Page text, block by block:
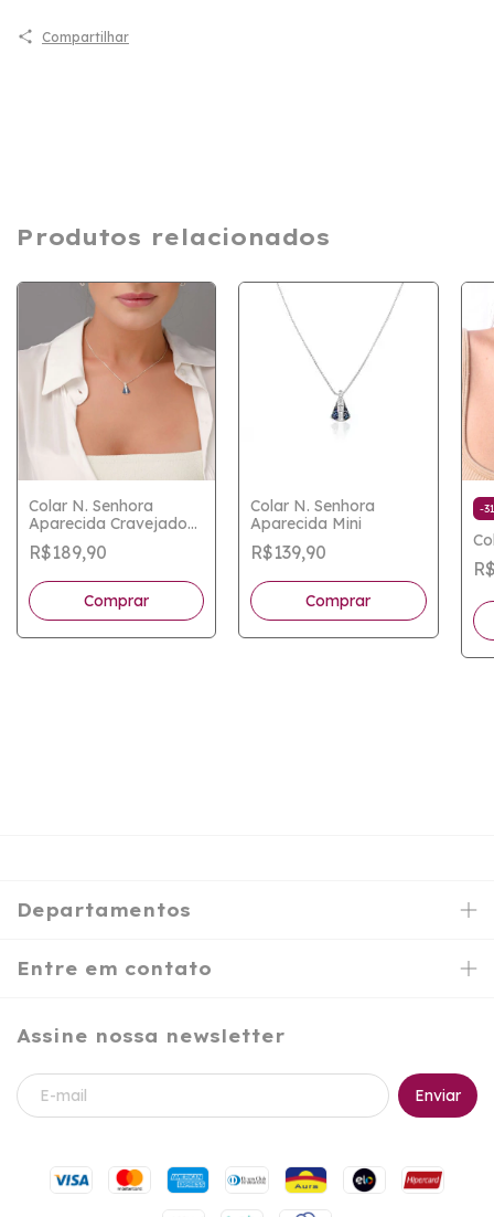
Compartilhar
Produtos relacionados
Colar N. Senhora
Aparecida Cravejado
(Grande)
R$189,90
Colar N. Senhora
Aparecida Mini
R$139,90
-31
Departamentos
Entre em contato
Assine nossa newsletter